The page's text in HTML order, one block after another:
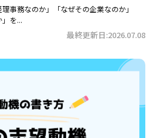
事務なのか」「なぜその企業なのか」
」を...
最終更新日:2026.07.08